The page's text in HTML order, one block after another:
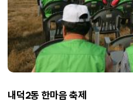
내덕2동 한마음 축제